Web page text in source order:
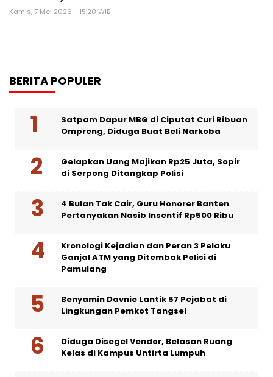
Kamis, 7 Mei 2026 - 15:20 WIB
BERITA POPULER
Satpam Dapur MBG di Ciputat Curi Ribuan
Ompreng, Diduga Buat Beli Narkoba
Gelapkan Uang Majikan Rp25 Juta, Sopir
di Serpong Ditangkap Polisi
4 Bulan Tak Cair, Guru Honorer Banten
Pertanyakan Nasib Insentif Rp500 Ribu
Kronologi Kejadian dan Peran 3 Pelaku
Ganjal ATM yang Ditembak Polisi di
Pamulang
Benyamin Davnie Lantik 57 Pejabat di
Lingkungan Pemkot Tangsel
Diduga Disegel Vendor, Belasan Ruang
Kelas di Kampus Untirta Lumpuh